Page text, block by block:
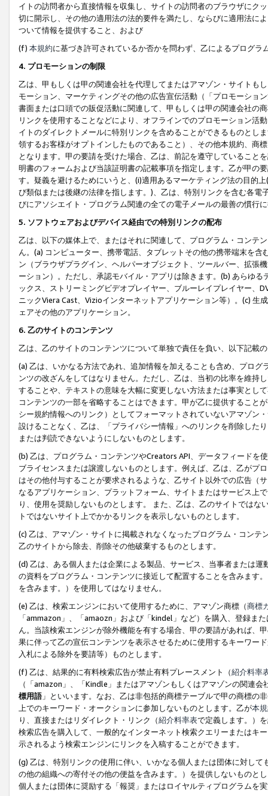
イトの訪問者から直接情報を収集し、サイトの訪問者のブラウザにク
切に開示し、その他の適用法の法的要件を満たし、ならびに適用法に
ついて情報を提供すること、および
(f) 本規約に基づき許可されているか否かを問わず、乙によるプログ
4. プロモーションの制限
乙は、甲もしくは甲の関連会社を代理してまたはアマゾン・サイトも
モーション、マーケティングその他の広告宣伝活動（「プロモーショ
書面または口頭での販促活動に関連して、甲もしくは甲の関連会社の
リンクを使用することなどにより、オフラインでのプロモーション活
イトのダイレクトメールに特別リンクを含めることができるものとし
領するお客様がオプトインしたものであること）、その他本規約、商
となります。甲の要請を受けた場合、乙は、前記を遵守していること
明書のフォームおよび当該証明書の記載事項を指定します。乙が甲の
す。疑義を避けるためにいうと、(i)適用あるマーケティング法の目的
び類似または後継の法律を指します。)、乙は、特別リンクを含む各
びにアソシエイト・プログラム関連の全ての電子メールの最善の慣行
5. ソフトウェアおよびデバイス経由での特別リンクの配布
乙は、以下の媒体上で、またはそれに関連して、プログラム・コンテ
ん。(a) コンピューター、携帯電話、タブレットその他の携帯端末を
ン（ブラウザプラグイン、ヘルパーオブジェクト、ツールバー、拡張
ーション）。ただし、承認モバイル・アプリは除きます。(b) あらゆ
ックス、ストリーミングビデオプレイヤー、ブルーレイプレイヤー、
ニックViera Cast、Vizioインターネットアプリケーション等）。(c)
ェアその他のアプリケーション。
6. 乙のサイトのコンテンツ
乙は、乙のサイトのコンテンツについて単独で責任を負い、以下記載
(a) 乙は、いかなる方法であれ、追加情報を加えることも含め、プロ
ンツの改ざんをしてはなりません。ただし、乙は、当初の比率を維持
することや、テキストの意味を大幅に変更しない方法または事実とし
コンテンツの一部を省略することはできます。甲が乙に提供すること
シー規約情報へのリンク）としてフォーマットされていないアマゾン
設けることなく、乙は、「プライバシー情報」へのリンクを削除した
または判読できないようにしないものとします。
(b) 乙は、プログラム・コンテンツやCreators API、データフィード
ブライセンスまたは譲渡しないものとします。例えば、乙は、乙がプ
はその他付与することが要求されるような、乙サイト以外での広告（
なるアプリケーション、プラットフォーム、サイトまたはサービス上
り、使用を奨励しないものとします。 また、乙は、乙のサイトでは
トではないサイト上でかかるリンクを表示しないものとします。
(c) 乙は、アマゾン・サイトに掲載されなくなったプログラム・コン
乙のサイトから除去、削除その他破棄するものとします。
(d) 乙は、ある個人または企業による製品、サービス、当事者または
の資料をプログラム・コンテンツに接近して配置することを含みます
を含みます。）を使用してはなりません。
(e) 乙は、検索エンジンにおいて使用するために、アマゾン商標（商標
「ammazon」、「amaozn」および「kindel」など）を購入、登録ま
ん。当該検索エンジンが除外機能を有する場合、甲の要請があれば、
果に伴って乙の宣伝コンテンツを表示させるために使用するキーワー
入札による除外を要請等）ものとします。
(f) 乙は、結果的に有料検索広告が禁止有料プレースメント（紹介料率
（「amazon」、「Kindle」またはアマゾンもしくはアマゾンの関連
標用語」といいます。なお、乙は非包括的商標テーブルで甲の商標の
上でのキーワード・オークションに参加しないものとします。乙が本
り、直接またはリダイレクト・リンク（紹介料率表で定義します。）
検索広告を購入して、一般的なインターネット検索クエリーまたはキ
示されるよう検索エンジンにリンクを入稿することができます。
(g) 乙は、特別リンクの使用に伴い、いかなる個人または団体に対し
の他の組織への寄付その他の便益を含みます。）を提供しないものと
個人または団体に奨励する「報奨」またはロイヤルティプログラムを